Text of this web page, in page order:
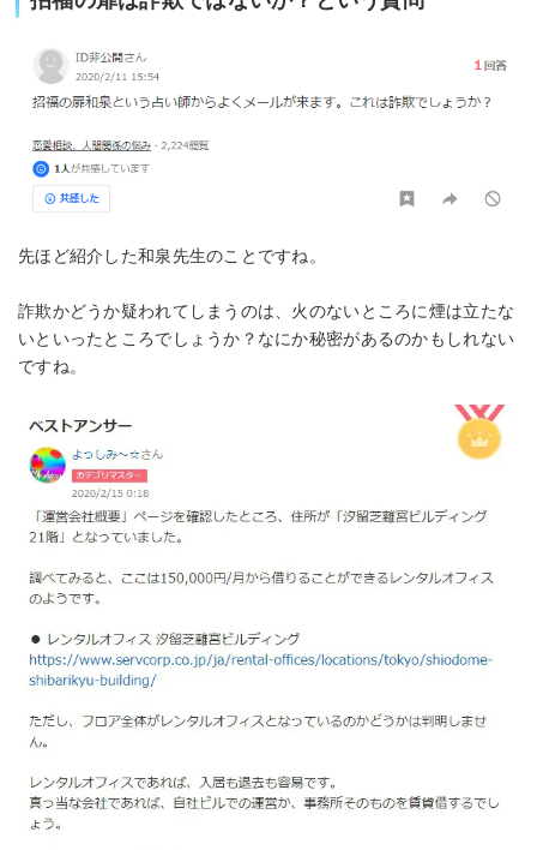
先ほど紹介した和泉先生のことですね。
詐欺かどうか疑われてしまうのは、火のないところに煙は立たな
いといったところでしょうか？なにか秘密があるのかもしれない
ですね。